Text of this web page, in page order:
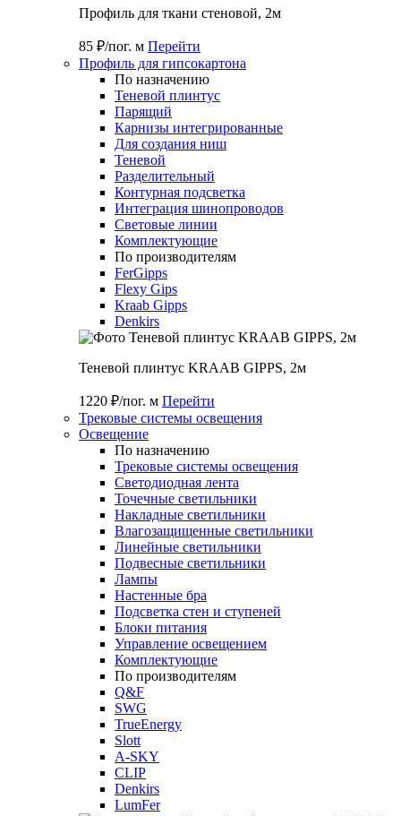
Профиль для ткани стеновой, 2м
85 ₽/пог. м Перейти
Профиль для гипсокартона
По назначению
Теневой плинтус
Парящий
Карнизы интегрированные
Для создания ниш
Теневой
Разделительный
Контурная подсветка
Интеграция шинопроводов
Световые линии
Комплектующие
По производителям
FerGipps
Flexy Gips
Kraab Gipps
Denkirs
Теневой плинтус KRAAB GIPPS, 2м
1220 ₽/пог. м Перейти
Трековые системы освещения
Освещение
По назначению
Трековые системы освещения
Светодиодная лента
Точечные светильники
Накладные светильники
Влагозащищенные светильники
Линейные светильники
Подвесные светильники
Лампы
Настенные бра
Подсветка стен и ступеней
Блоки питания
Управление освещением
Комплектующие
По производителям
Q&F
SWG
TrueEnergy
Slott
A-SKY
CLIP
Denkirs
LumFer